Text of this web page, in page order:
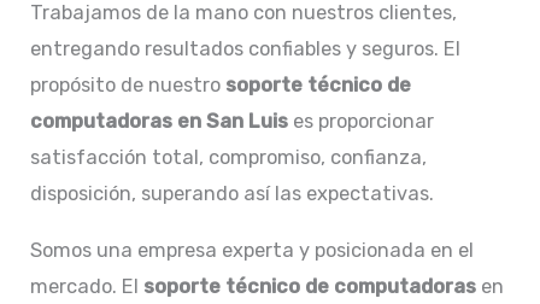
Trabajamos de la mano con nuestros clientes,
entregando resultados confiables y seguros. El
propósito de nuestro soporte técnico de
computadoras en San Luis es proporcionar
satisfacción total, compromiso, confianza,
disposición, superando así las expectativas.
Somos una empresa experta y posicionada en el
mercado. El soporte técnico de computadoras en